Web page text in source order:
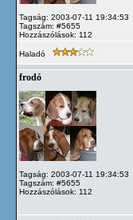
Tagság: 2003-07-11 19:34:53
Tagszám: #5655
Hozzászólások: 112
Haladó
frodó
Tagság: 2003-07-11 19:34:53
Tagszám: #5655
Hozzászólások: 112